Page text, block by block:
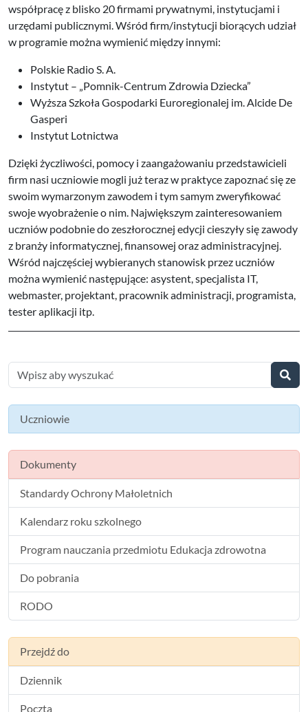
współpracę z blisko 20 firmami prywatnymi, instytucjami i
urzędami publicznymi. Wśród firm/instytucji biorących udział
w programie można wymienić między innymi:
Polskie Radio S. A.
Instytut – „Pomnik-Centrum Zdrowia Dziecka”
Wyższa Szkoła Gospodarki Euroregionalej im. Alcide De
Gasperi
Instytut Lotnictwa
Dzięki życzliwości, pomocy i zaangażowaniu przedstawicieli
firm nasi uczniowie mogli już teraz w praktyce zapoznać się ze
swoim wymarzonym zawodem i tym samym zweryfikować
swoje wyobrażenie o nim. Największym zainteresowaniem
uczniów podobnie do zeszłorocznej edycji cieszyły się zawody
z branży informatycznej, finansowej oraz administracyjnej.
Wśród najczęściej wybieranych stanowisk przez uczniów
można wymienić następujące: asystent, specjalista IT,
webmaster, projektant, pracownik administracji, programista,
tester aplikacji itp.
Uczniowie
Dokumenty
Standardy Ochrony Małoletnich
Kalendarz roku szkolnego
Program nauczania przedmiotu Edukacja zdrowotna
Do pobrania
RODO
Przejdź do
Dziennik
Poczta